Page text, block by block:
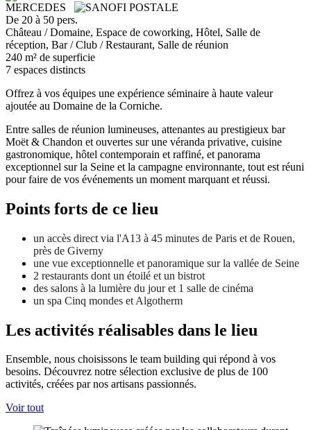
De 20 à 50 pers.
Château / Domaine, Espace de coworking, Hôtel, Salle de
réception, Bar / Club / Restaurant, Salle de réunion
240 m² de superficie
7 espaces distincts
Offrez à vos équipes une expérience séminaire à haute valeur
ajoutée au Domaine de la Corniche.
Entre salles de réunion lumineuses, attenantes au prestigieux bar
Moët & Chandon et ouvertes sur une véranda privative, cuisine
gastronomique, hôtel contemporain et raffiné, et panorama
exceptionnel sur la Seine et la campagne environnante, tout est réuni
pour faire de vos événements un moment marquant et réussi.
Points forts de ce lieu
un accès direct via l'A13 à 45 minutes de Paris et de Rouen,
près de Giverny
une vue exceptionnelle et panoramique sur la vallée de Seine
2 restaurants dont un étoilé et un bistrot
des salons à la lumière du jour et 1 salle de cinéma
un spa Cinq mondes et Algotherm
Les activités réalisables dans le lieu
Ensemble, nous choisissons le team building qui répond à vos
besoins. Découvrez notre sélection exclusive de plus de 100
activités, créées par nos artisans passionnés.
Voir tout